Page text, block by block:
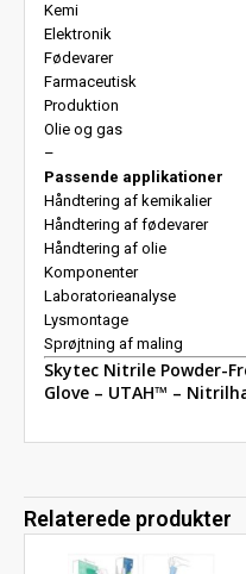
Kemi
Elektronik
Fødevarer
Farmaceutisk
Produktion
Olie og gas
–
Passende applikationer
Håndtering af kemikalier
Håndtering af fødevarer
Håndtering af olie
Komponenter
Laboratorieanalyse
Lysmontage
Sprøjtning af maling
Skytec Nitrile Powder-
Glove – UTAH™ –
Relaterede produkter